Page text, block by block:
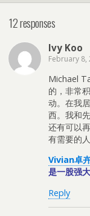
12 responses
Ivy Koo
February 8,
Michael
的，非常
动。在我
西。我和
还有可以
有需要的人
Vivian卓
是一股强
Reply